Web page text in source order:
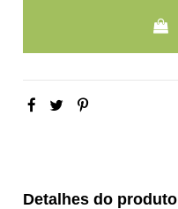
Detalhes do produto